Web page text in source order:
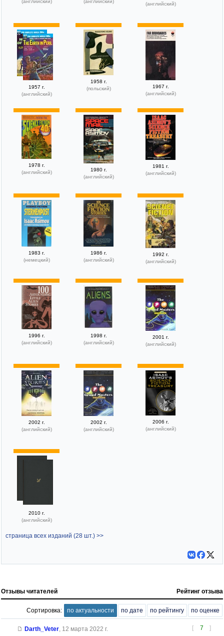
(английский) (английский) (английский)
1957 г.
(английский)
1958 г.
(польский)
1967 г.
(английский)
1978 г.
(английский)
1980 г.
(английский)
1981 г.
(английский)
1983 г.
(немецкий)
1986 г.
(английский)
1992 г.
(английский)
1996 г.
(английский)
1998 г.
(английский)
2001 г.
(английский)
2002 г.
(английский)
2002 г.
(английский)
2006 г.
(английский)
2010 г.
(английский)
страница всех изданий (28 шт.) >>
Отзывы читателей Рейтинг отзыва
Сортировка: по актуальности по дате по рейтингу по оценке
[ 7 ]
Darth_Veter, 12 марта 2022 г.